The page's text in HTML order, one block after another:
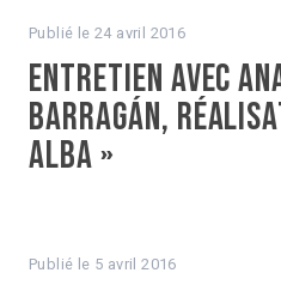
Publié le24 avril 2016
Entretien avec
Barragán,
Alba »
Publié le 5 avril 2016